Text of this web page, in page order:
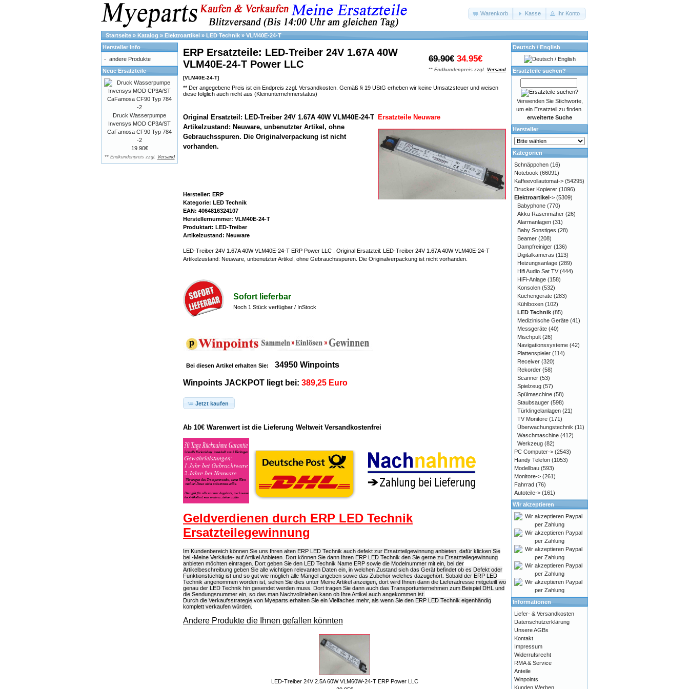
Warenkorb Kasse Ihr Konto
Startseite » Katalog » Elektroartikel » LED Technik » VLM40E-24-T
69.90€ 34.95€
** Endkundenpreis zzgl. Versand
ERP Ersatzteile: LED-Treiber 24V 1.67A 40W
VLM40E-24-T Power LLC
[VLM40E-24-T]
** Der angegebene Preis ist ein Endpreis zzgl. Versandkosten. Gemäß § 19 UStG erheben wir keine Umsatzsteuer und weisen
diese folglich auch nicht aus (Kleinunternehmerstatus)
Ersatzteile Neuware
Original Ersatzteil: LED-Treiber 24V 1.67A 40W VLM40E-24-T
Artikelzustand: Neuware, unbenutzter Artikel, ohne
Gebrauchsspuren. Die Originalverpackung ist nicht
vorhanden.
Hersteller: ERP
Kategorie: LED Technik
EAN: 4064816324107
Herstellernummer: VLM40E-24-T
Produktart: LED-Treiber
Artikelzustand: Neuware
LED-Treiber 24V 1.67A 40W VLM40E-24-T ERP Power LLC . Original Ersatzteil: LED-Treiber 24V 1.67A 40W VLM40E-24-T
Artikelzustand: Neuware, unbenutzter Artikel, ohne Gebrauchsspuren. Die Originalverpackung ist nicht vorhanden.
Sofort lieferbar
Noch 1 Stück verfügbar / InStock
Bei diesen Artikel erhalten Sie: 34950 Winpoints
Winpoints JACKPOT liegt bei: 389,25 Euro
Jetzt kaufen
Ab 10€ Warenwert ist die Lieferung Weltweit Versandkostenfrei
Geldverdienen durch ERP LED Technik
Ersatzteilegewinnung
Im Kundenbereich können Sie uns Ihren alten ERP LED Technik auch defekt zur Ersatzteilgewinnung anbieten, dafür klicken Sie
bei -Meine Verkäufe- auf Artikel Anbieten. Dort können Sie dann Ihren ERP LED Technik den Sie gerne zu Ersatzteilegewinnung
anbieten möchten eintragen. Dort geben Sie den LED Technik Name ERP sowie die Modelnummer mit ein, bei der
Artikelbeschreibung geben Sie alle wichtigen relevanten Daten ein, in welchen Zustand sich das Gerät befindet ob es Defekt oder
Funktionstüchtig ist und so gut wie möglich alle Mängel angeben sowie das Zubehör welches dazugehört. Sobald der ERP LED
Technik angenommen worden ist, sehen Sie dies unter Meine Artikel anzeigen, dort wird Ihnen dann die Lieferadresse mitgeteilt wo
genau der LED Technik hin gesendet werden muss. Dort tragen Sie dann auch das Transportunternehmen zum Beispiel DHL und
die Sendungsnummer ein, so das man Nachvollziehen kann ob Ihre Artikel auch angekommen ist.
Durch die Verkaufsstrategie von Myeparts erhalten Sie ein Vielfaches mehr, als wenn Sie den ERP LED Technik eigenhändig
komplett verkaufen würden.
Andere Produkte die Ihnen gefallen könnten
LED-Treiber 24V 2.5A 60W VLM60W-24-T ERP Power LLC
Hersteller Info
- andere Produkte
Neue Ersatzteile
Druck Wasserpumpe
Invensys MOD CP3A/ST
CaFamosa CF90 Typ 784
-2
19.90€
** Endkundenpreis zzgl. Versand
Deutsch / English
Ersatzteile suchen?
Verwenden Sie Stichworte,
um ein Ersatzteil zu finden.
erweiterte Suche
Hersteller
Kategorien
Schnäppchen (16)
Notebook (66091)
Kaffeevollautomat-> (54295)
Drucker Kopierer (1096)
Elektroartikel-> (5309)
Babyphone (770)
Akku Rasenmäher (26)
Alarmanlagen (31)
Baby Sonstiges (28)
Beamer (208)
Dampfreiniger (136)
Digitalkameras (113)
Heizungsanlage (289)
Hifi Audio Sat TV (444)
HiFi-Anlage (158)
Konsolen (532)
Küchengeräte (283)
Kühlboxen (102)
LED Technik (85)
Medizinische Geräte (41)
Messgeräte (40)
Mischpult (26)
Navigationssysteme (42)
Plattenspieler (114)
Receiver (320)
Rekorder (58)
Scanner (53)
Spielzeug (57)
Spülmaschine (58)
Staubsauger (598)
Türklingelanlagen (21)
TV Monitore (171)
Überwachungstechnik (11)
Waschmaschine (412)
Werkzeug (82)
PC Computer-> (2543)
Handy Telefon (1053)
Modellbau (593)
Monitore-> (261)
Fahrrad (76)
Autoteile-> (161)
Wir akzeptieren
Informationen
Liefer- & Versandkosten
Datenschutzerklärung
Unsere AGBs
Kontakt
Impressum
Widerrufsrecht
RMA & Service
Anteile
Winpoints
Kunden Werben